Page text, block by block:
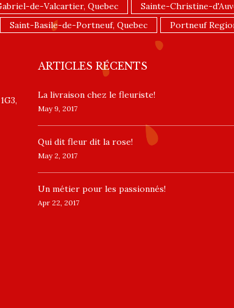
de-Valcartier, Quebec Sainte-Christine-
Saint-Basile-de-Portneuf, Quebec Portneuf
ARTICLES RÉCENTS
La livraison chez le fleuriste!
May 9, 2017
​Qui dit fleur dit la rose!
May 2, 2017
Un ​métier pour les passionnés​!
Apr 22, 2017